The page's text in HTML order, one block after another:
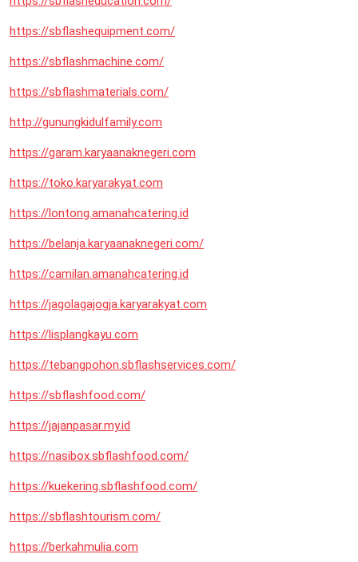
https://sbflashequipment.com/
https://sbflashmachine.com/
https://sbflashmaterials.com/
http://gunungkidulfamily.com
https://garam.karyaanaknegeri.com
https://toko.karyarakyat.com
https://lontong.amanahcatering.id
https://belanja.karyaanaknegeri.com/
https://camilan.amanahcatering.id
https://jagolagajogja.karyarakyat.com
https://lisplangkayu.com
https://tebangpohon.sbflashservices.com/
https://sbflashfood.com/
https://jajanpasar.my.id
https://nasibox.sbflashfood.com/
https://kuekering.sbflashfood.com/
https://sbflashtourism.com/
https://berkahmulia.com